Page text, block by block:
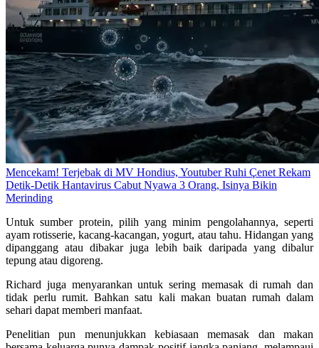
Mencekam! Terjebak di MV Hondius, Youtuber Ruhi Çenet Rekam
Detik-Detik Hantavirus Cabut Nyawa 3 Orang, Isinya Bikin
Merinding
Untuk sumber protein, pilih yang minim pengolahannya, seperti
ayam rotisserie, kacang-kacangan, yogurt, atau tahu. Hidangan yang
dipanggang atau dibakar juga lebih baik daripada yang dibalur
tepung atau digoreng.
Richard juga menyarankan untuk sering memasak di rumah dan
tidak perlu rumit. Bahkan satu kali makan buatan rumah dalam
sehari dapat memberi manfaat.
Penelitian pun menunjukkan kebiasaan memasak dan makan